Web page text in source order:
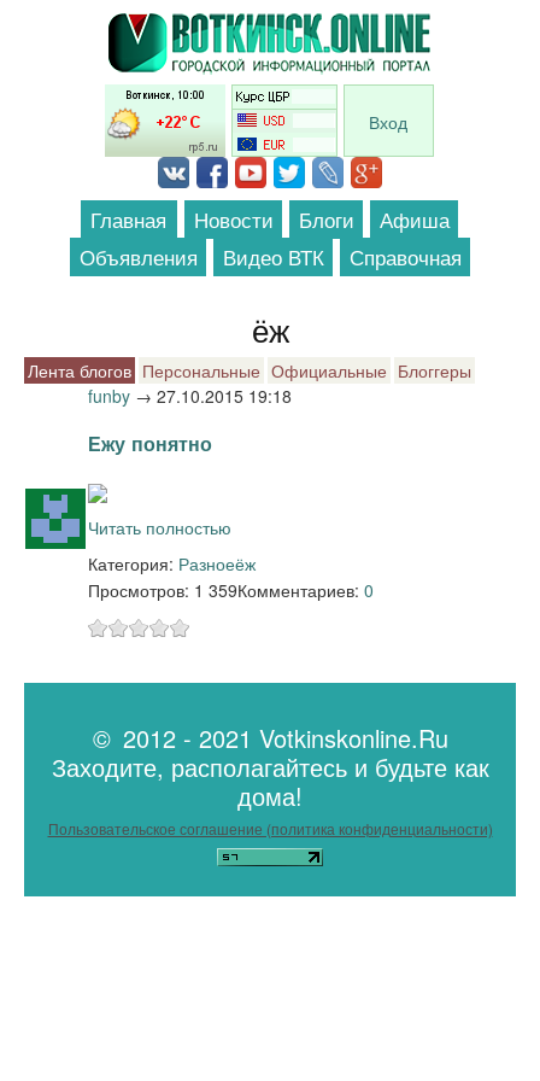
Перейти к основному содержанию
Вход
Главная Новости Блоги
Афиша
Объявления
Видео ВТК Справочная
ёж
Лента блогов Персональные Официальные Блоггеры
funby → 27.10.2015 19:18
Ежу понятно
Читать полностью
Категория: Разноеёж
Просмотров: 1 359Комментариев: 0
© 2012 - 2021 Votkinskonline.Ru
Заходите, располагайтесь и будьте как
дома!
Пользовательское соглашение (политика конфиденциальности)